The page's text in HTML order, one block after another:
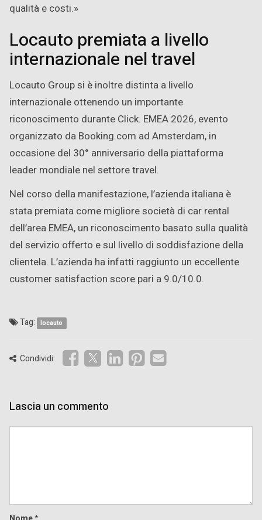
qualità e costi.»
Locauto premiata a livello
internazionale nel travel
Locauto Group si è inoltre distinta a livello
internazionale ottenendo un importante
riconoscimento durante Click. EMEA 2026, evento
organizzato da Booking.com ad Amsterdam, in
occasione del 30° anniversario della piattaforma
leader mondiale nel settore travel.
Nel corso della manifestazione, l’azienda italiana è
stata premiata come migliore società di car rental
dell’area EMEA, un riconoscimento basato sulla qualità
del servizio offerto e sul livello di soddisfazione della
clientela. L’azienda ha infatti raggiunto un eccellente
customer satisfaction score pari a 9.0/10.0.
Tag: locauto
Condividi:
Lascia un commento